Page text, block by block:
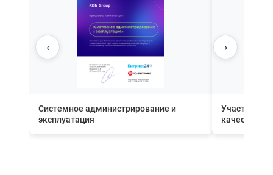
Системное администрирование и
эксплуатация
Участник
качества
‹ ›